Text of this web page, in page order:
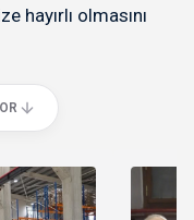
hayırlı olmasını